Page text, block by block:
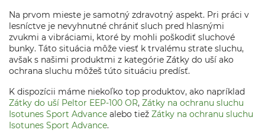
Na prvom mieste je samotný zdravotný aspekt. Pri práci v
lesníctve je nevyhnutné chrániť sluch pred hlasnými
zvukmi a vibráciami, ktoré by mohli poškodiť sluchové
bunky. Táto situácia môže viesť k trvalému strate sluchu,
avšak s našimi produktmi z kategórie Zátky do uší ako
ochrana sluchu môžeš túto situáciu predísť.
K dispozícii máme niekoľko top produktov, ako napríklad
Zátky do uší Peltor EEP-100 OR, Zátky na ochranu sluchu
Isotunes Sport Advance alebo tiež Zátky na ochranu sluchu
Isotunes Sport Advance.